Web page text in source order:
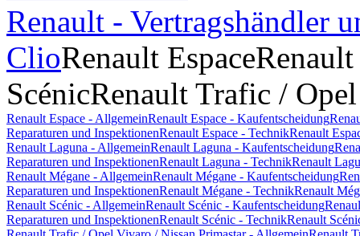
Renault - Vertragshändler
ClioRenault Espace
ScénicRenault Trafic /
Renault Espace - AllgemeinRenault Espace - Kaufentscheidung
Reparaturen und InspektionenRenault Espace - TechnikRenault
Renault Laguna - AllgemeinRenault Laguna - Kaufentscheidung
Reparaturen und InspektionenRenault Laguna - TechnikRenault
Renault Mégane - AllgemeinRenault Mégane - Kaufentscheidung
Reparaturen und InspektionenRenault Mégane - TechnikRenault
Renault Scénic - AllgemeinRenault Scénic - Kaufentscheidung
Reparaturen und InspektionenRenault Scénic - TechnikRenault